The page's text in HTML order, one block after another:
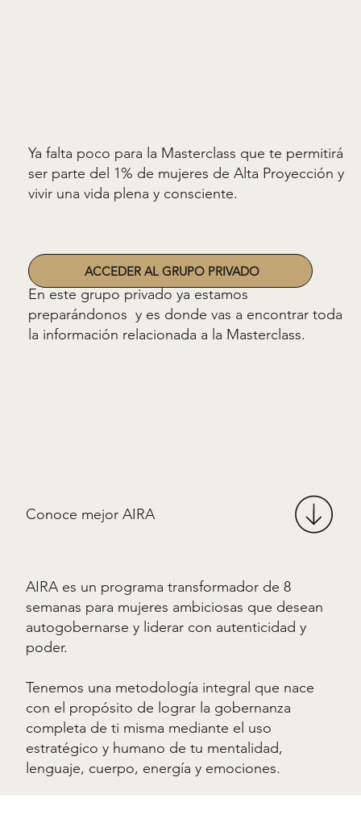
Ya falta poco para la Masterclass que te permitirá
ser parte del 1% de mujeres de Alta Proyección y
vivir una vida plena y consciente.​
En este grupo privado ya estamos
preparándonos y es donde vas a encontrar toda
la información relacionada a la Masterclass.
ACCEDER AL GRUPO PRIVADO
Conoce mejor AIRA
AIRA es un programa transformador de 8
semanas para mujeres ambiciosas que desean
autogobernarse y liderar con autenticidad y
poder.
Tenemos una metodología integral que nace
con el propósito de lograr la gobernanza
completa de ti misma mediante el uso
estratégico y humano de tu mentalidad,
lenguaje, cuerpo, energía y emociones.